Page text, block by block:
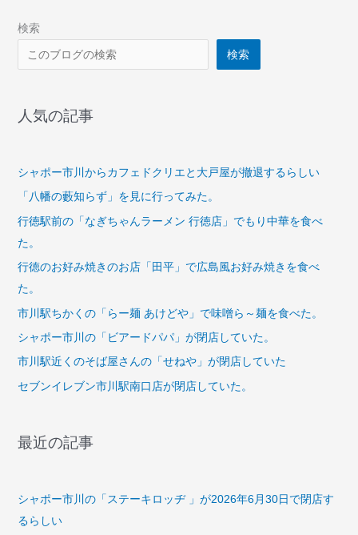
地
に
「ラ
ン
有」
が
オ
ー
プ
ン
て
い
た。
検索
検索
人気の記事
シャポー市川からカフェドクリエと大戸屋が撤退するらしい
「八幡の藪知らず」を見に行ってみた。
行徳駅前の「なぎちゃんラーメン 行徳店」でもり中華を食べ
た。
行徳のお好み焼きのお店「田平」で広島風お好み焼きを食べ
た。
市川駅ちかくの「らー麺 あけどや」で味噌ら～麺を食べた。
シャポー市川の「ビアードパパ」が閉店していた。
市川駅近くのそば屋さんの「せねや」が閉店していた
セブンイレブン市川駅南口店が閉店していた。
最近の記事
シャポー市川の「ステーキロッヂ 」が2026年6月30日で閉店す
るらしい